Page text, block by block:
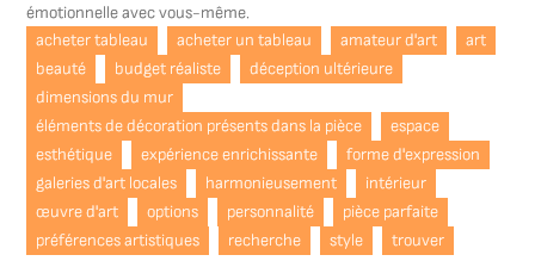
émotionnelle avec vous-même.
acheter tableau
acheter un tableau amateur d'art
art
beauté
budget réaliste
déception ultérieure
dimensions du mur
éléments de décoration présents dans la pièce
espace
esthétique
expérience enrichissante
forme d'expression
galeries d'art locales
harmonieusement
intérieur
œuvre d'art
options personnalité
pièce parfaite
préférences artistiques
recherche style trouver